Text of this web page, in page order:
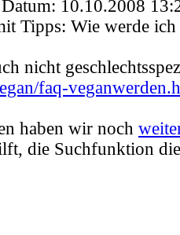
10.10.2008
Tipps: Wie werde
nicht
faq-
haben wir noch
die Suchfunktion